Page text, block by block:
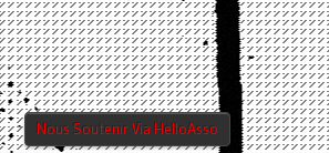
Nous Soutenir Via HelloAsso